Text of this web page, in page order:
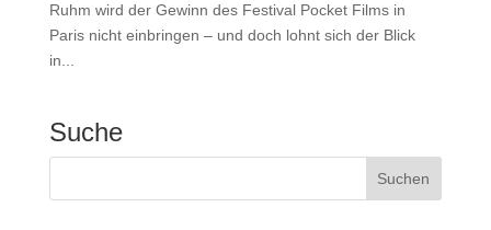
Ruhm wird der Gewinn des Festival Pocket Films in
Paris nicht einbringen – und doch lohnt sich der Blick
in...
Suche